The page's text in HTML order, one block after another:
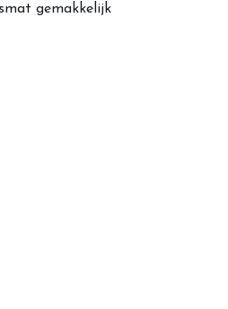
gemakkelijk